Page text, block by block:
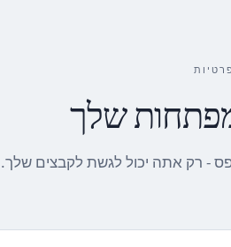
שלך
- רק אתה יכול לגשת לקבצים שלך.